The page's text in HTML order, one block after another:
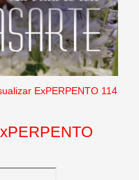
ExPERPENTO 114